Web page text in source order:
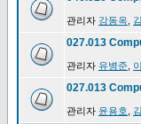
관리자 강동옥
027.013
관리자 유병준
027.013
관리자 윤용호